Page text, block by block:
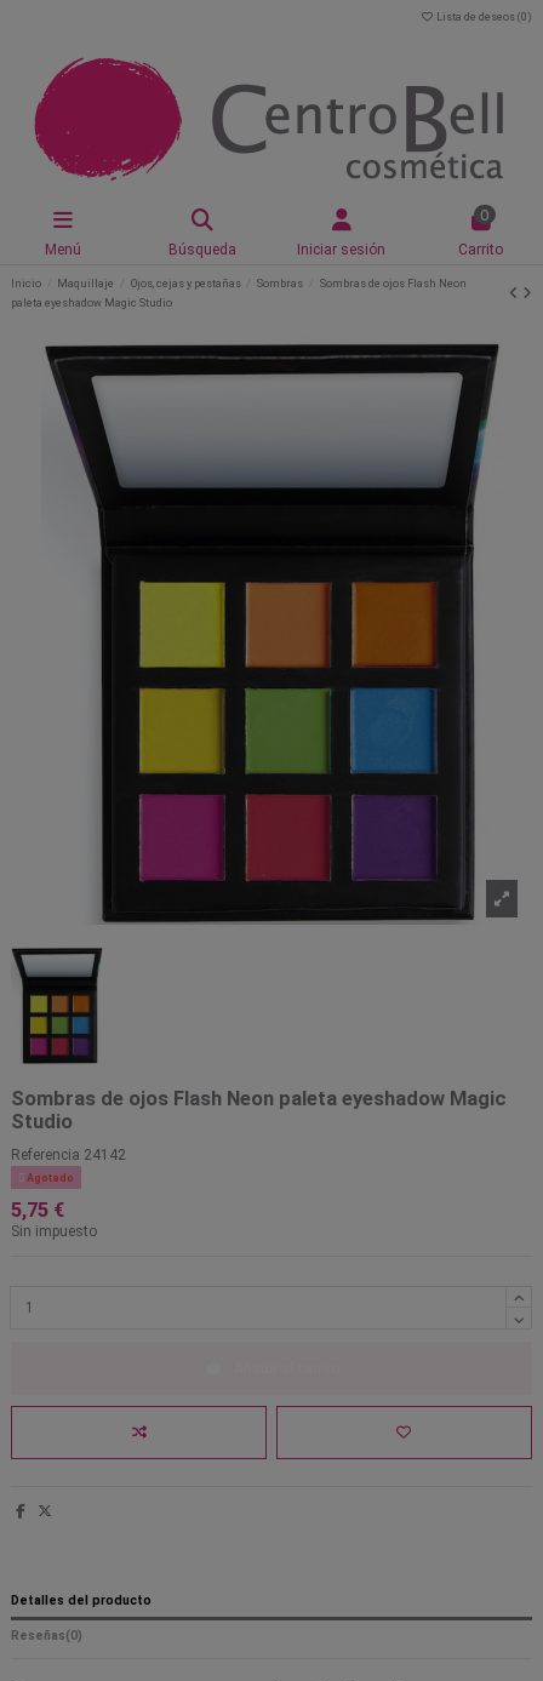
Lista de deseos (0 )
Menú Búsqueda Iniciar sesión
0
Carrito
Inicio Maquillaje Ojos, cejas y pestañas Sombras
Sombras de ojos Flash Neon
paleta eyeshadow Magic Studio
Sombras de ojos Flash Neon paleta eyeshadow Magic
Studio
Referencia 24142
 Agotado
5,75 €
Sin impuesto
Detalles del producto
Reseñas(0)